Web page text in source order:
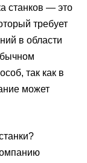
станков — это
требует
в области
так как в
может